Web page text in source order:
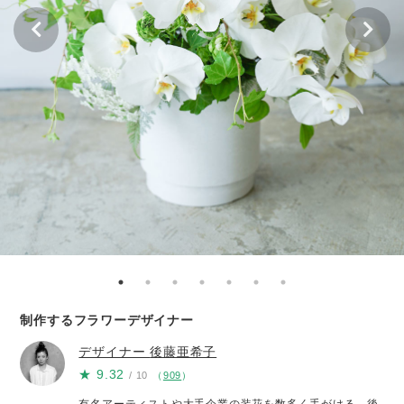
制作するフラワーデザイナー
デザイナー後藤亜希子
★ 9.32 / 10 （ 909 ）